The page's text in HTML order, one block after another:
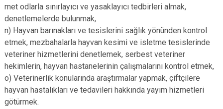
met odlarla sınırlayıcı ve yasaklayıcı tedbirleri almak,
denetlemelerde bulunmak,
n) Hayvan barınakları ve tesislerini sağlık yönünden kontrol
etmek, mezbahalarla hayvan kesimi ve isletme tesislerinde
veteriner hizmetlerini denetlemek, serbest veteriner
hekimlerin, hayvan hastanelerinin çalışmalarını kontrol etmek,
o) Veterinerlik konularında araştırmalar yapmak, çiftçilere
hayvan hastalıkları ve tedavileri hakkında yayım hizmetleri
götürmek.